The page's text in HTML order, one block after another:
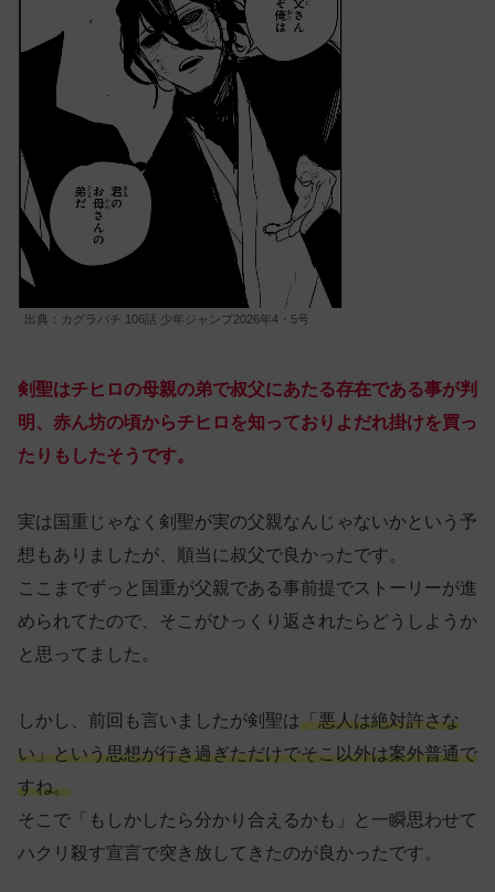
出典：カグラバチ 106話 少年ジャンプ2026年4・5号
剣聖はチヒロの母親の弟で叔父にあたる存在である事が判
明、赤ん坊の頃からチヒロを知っておりよだれ掛けを買っ
たりもしたそうです。
実は国重じゃなく剣聖が実の父親なんじゃないかという予
想もありましたが、順当に叔父で良かったです。
ここまでずっと国重が父親である事前提でストーリーが進
められてたので、そこがひっくり返されたらどうしようか
と思ってました。
しかし、前回も言いましたが剣聖は「悪人は絶対許さな
い」という思想が行き過ぎただけでそこ以外は案外普通で
すね。
そこで「もしかしたら分かり合えるかも」と一瞬思わせて
ハクリ殺す宣言で突き放してきたのが良かったです。